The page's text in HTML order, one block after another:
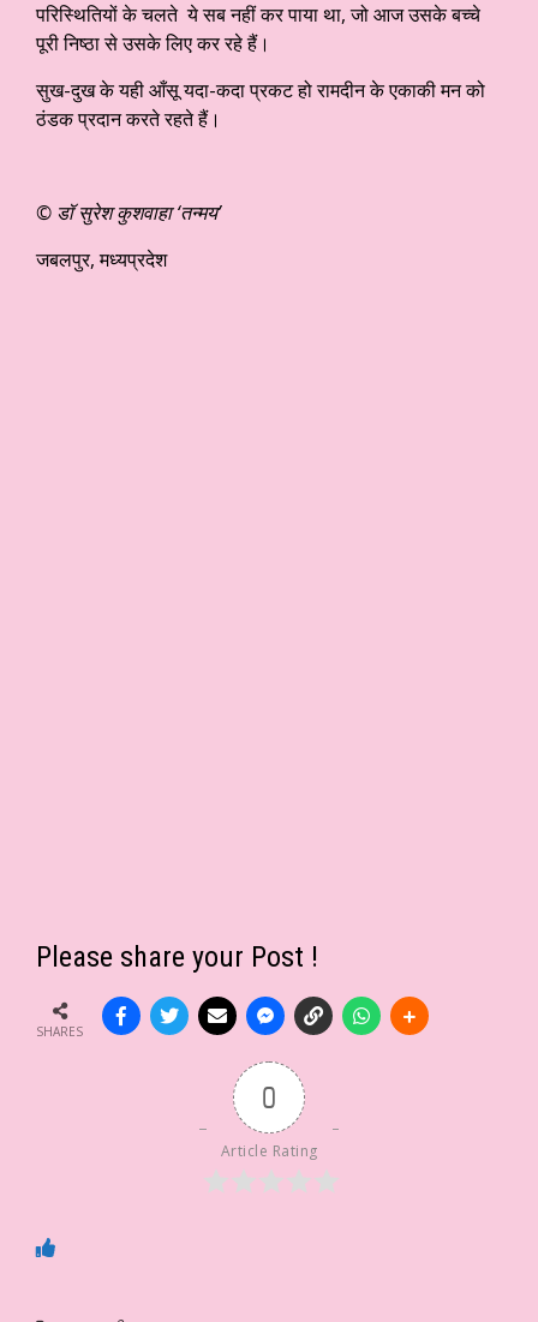
परिस्थितियों के चलते ये सब नहीं कर पाया था, जो आज उसके बच्चे
पूरी निष्ठा से उसके लिए कर रहे हैं।
सुख-दुख के यही आँसू यदा-कदा प्रकट हो रामदीन के एकाकी मन को
ठंडक प्रदान करते रहते हैं।
© डॉ सुरेश कुशवाहा ‘तन्मय’
जबलपुर, मध्यप्रदेश
Please share your Post !
SHARES
0
Article Rating